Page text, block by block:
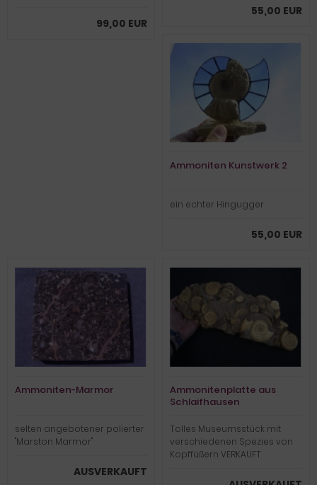
99,00 EUR
55,00 EUR
Ammoniten Kunstwerk 2
ein echter Hingugger
55,00 EUR
Ammoniten-Marmor
selten angebotener polierter
"Marston Marmor"
AUSVERKAUFT
Ammonitenplatte aus
Schlaifhausen
Tolles Museumsstück mit
verschiedenen Spezies von
Kopffüßern VERKAUFT